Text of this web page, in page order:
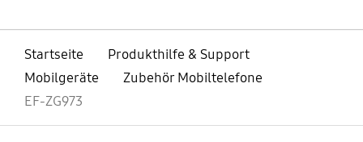
Startseite
Produkthilfe & Support
Mobilgeräte
Zubehör Mobiltelefone
EF-ZG973